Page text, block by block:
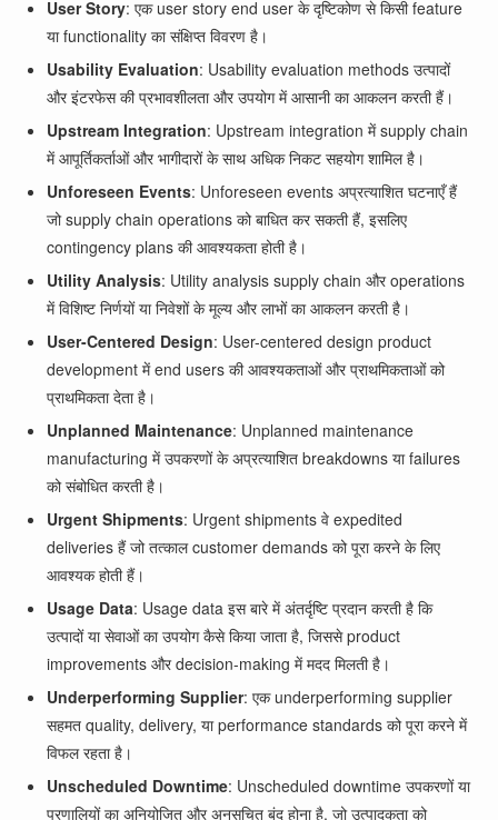
User Story: एक user story end user के दृष्टिकोण से किसी feature
या functionality का संक्षिप्त विवरण है।
Usability Evaluation: Usability evaluation methods उत्पादों
और इंटरफेस की प्रभावशीलता और उपयोग में आसानी का आकलन करती हैं।
Upstream Integration: Upstream integration में supply chain
में आपूर्तिकर्ताओं और भागीदारों के साथ अधिक निकट सहयोग शामिल है।
Unforeseen Events: Unforeseen events अप्रत्याशित घटनाएँ हैं
जो supply chain operations को बाधित कर सकती हैं, इसलिए
contingency plans की आवश्यकता होती है।
Utility Analysis: Utility analysis supply chain और operations
में विशिष्ट निर्णयों या निवेशों के मूल्य और लाभों का आकलन करती है।
User-Centered Design: User-centered design product
development में end users की आवश्यकताओं और प्राथमिकताओं को
प्राथमिकता देता है।
Unplanned Maintenance: Unplanned maintenance
manufacturing में उपकरणों के अप्रत्याशित breakdowns या failures
को संबोधित करती है।
Urgent Shipments: Urgent shipments वे expedited
deliveries हैं जो तत्काल customer demands को पूरा करने के लिए
आवश्यक होती हैं।
Usage Data: Usage data इस बारे में अंतर्दृष्टि प्रदान करती है कि
उत्पादों या सेवाओं का उपयोग कैसे किया जाता है, जिससे product
improvements और decision-making में मदद मिलती है।
Underperforming Supplier: एक underperforming supplier
सहमत quality, delivery, या performance standards को पूरा करने में
विफल रहता है।
Unscheduled Downtime: Unscheduled downtime उपकरणों या
प्रणालियों का अनियोजित और अनसूचित बंद होना है, जो उत्पादकता को